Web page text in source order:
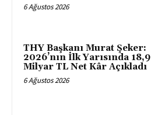
6 Ağustos 2026
THY Başkanı Murat Şeker:
2026’nın İlk Yarısında 18,9
Milyar TL Net Kâr Açıkladı
6 Ağustos 2026